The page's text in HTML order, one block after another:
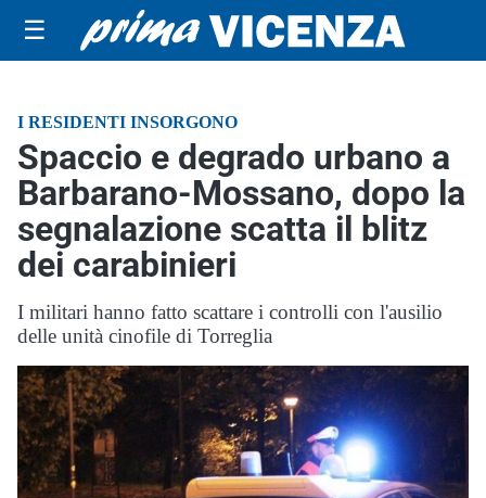
☰
I RESIDENTI INSORGONO
Spaccio e degrado urbano a
Barbarano-Mossano, dopo la
segnalazione scatta il blitz
dei carabinieri
I militari hanno fatto scattare i controlli con l'ausilio
delle unità cinofile di Torreglia